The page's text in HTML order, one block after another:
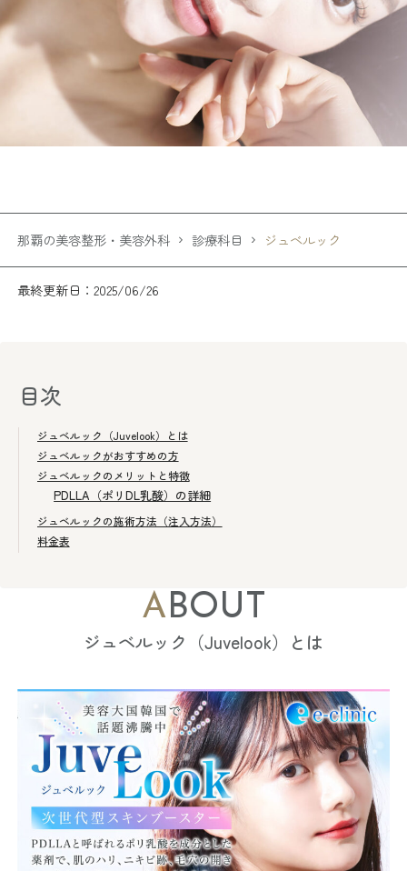
那覇の美容整形・美容外科 診療科目 ジュベルック
最終更新日：2025/06/26
目次
ジュベルック（Juvelook）とは
ジュベルックがおすすめの方
ジュベルックのメリットと特徴
PDLLA（ポリDL乳酸）の詳細
ジュベルックの施術方法（注入方法）
料金表
ABOUT
ジュベルック（Juvelook）とは